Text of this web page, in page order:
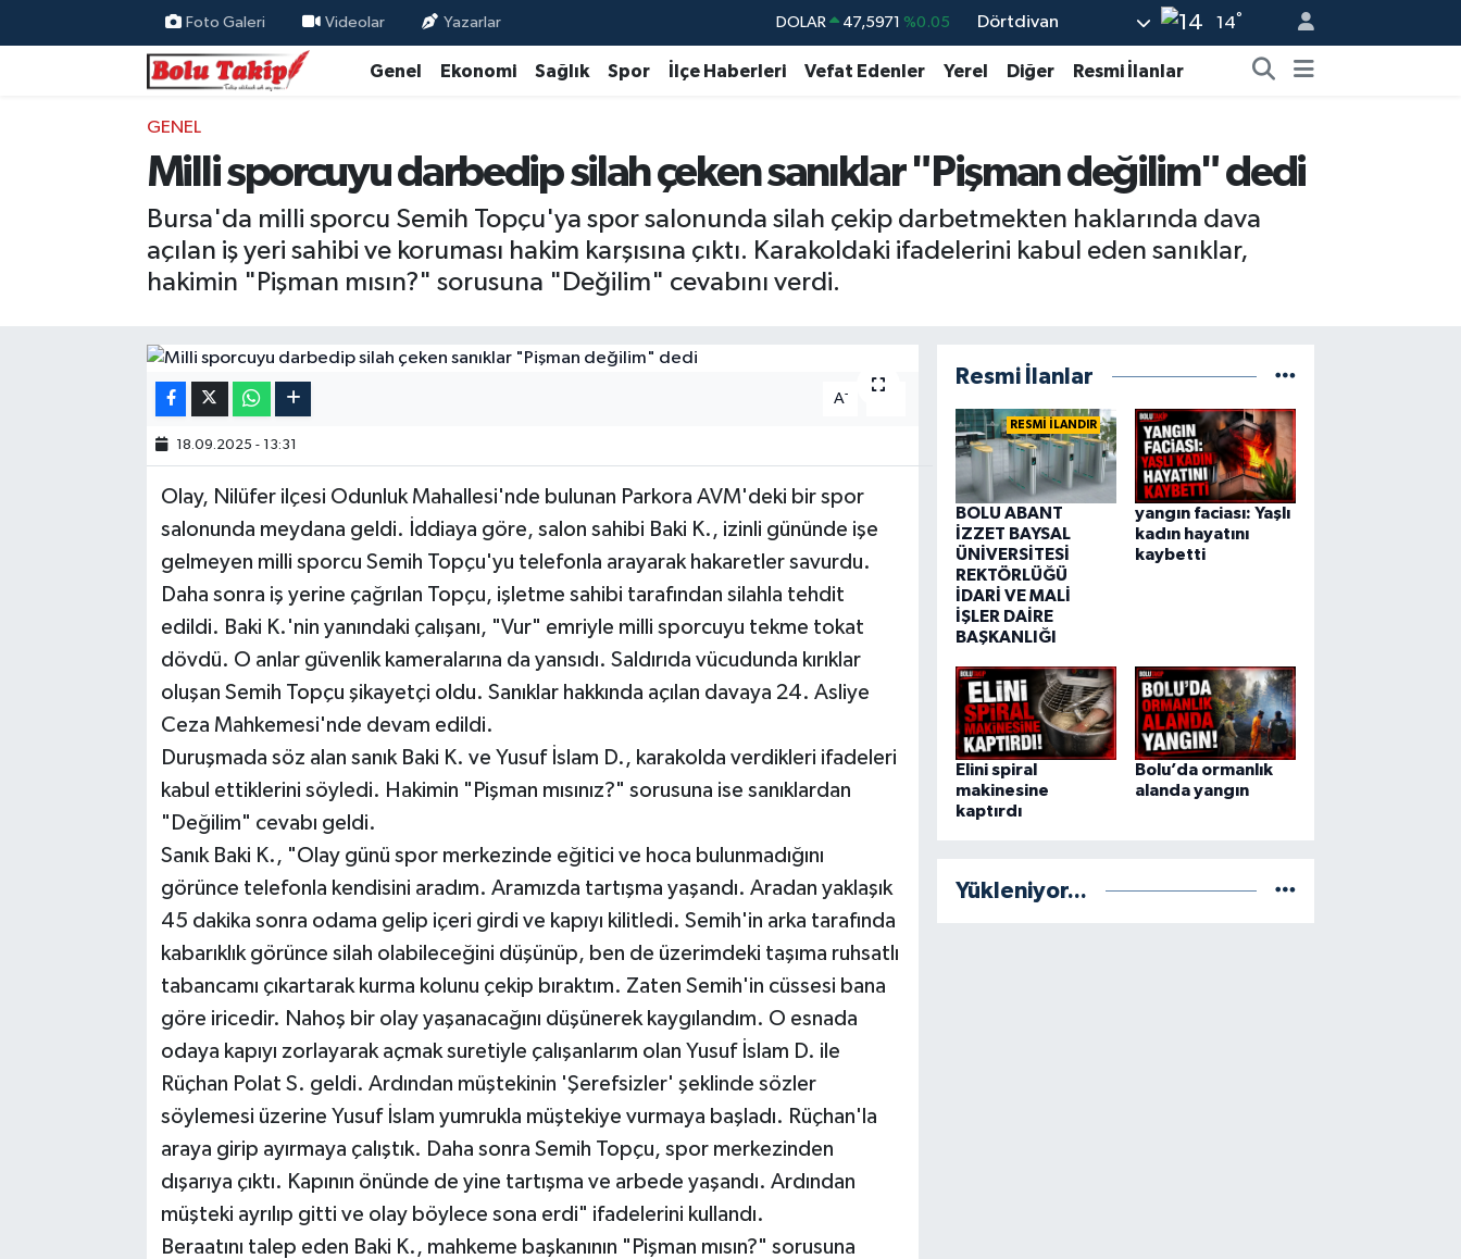
Foto Galeri Videolar Yazarlar DOLAR 47,5971 %0.05
EURO 55,1336 %0.18
BİST100 13.703 %0
BITCOIN 64.475,47 %0.66
Dörtdivan 14°
Genel Ekonomi Sağlık Spor İlçe Haberleri Vefat Edenler Yerel Diğer Resmi İlanlar
GENEL
Milli sporcuyu darbedip silah çeken sanıklar "Pişman değilim" dedi
Bursa'da milli sporcu Semih Topçu'ya spor salonunda silah çekip darbetmekten haklarında dava
açılan iş yeri sahibi ve koruması hakim karşısına çıktı. Karakoldaki ifadelerini kabul eden sanıklar,
hakimin "Pişman mısın?" sorusuna "Değilim" cevabını verdi.
A-
18.09.2025 - 13:31
Olay, Nilüfer ilçesi Odunluk Mahallesi'nde bulunan Parkora AVM'deki bir spor
salonunda meydana geldi. İddiaya göre, salon sahibi Baki K., izinli gününde işe
gelmeyen milli sporcu Semih Topçu'yu telefonla arayarak hakaretler savurdu.
Daha sonra iş yerine çağrılan Topçu, işletme sahibi tarafından silahla tehdit
edildi. Baki K.'nin yanındaki çalışanı, "Vur" emriyle milli sporcuyu tekme tokat
dövdü. O anlar güvenlik kameralarına da yansıdı. Saldırıda vücudunda kırıklar
oluşan Semih Topçu şikayetçi oldu. Sanıklar hakkında açılan davaya 24. Asliye
Ceza Mahkemesi'nde devam edildi.
Duruşmada söz alan sanık Baki K. ve Yusuf İslam D., karakolda verdikleri ifadeleri
kabul ettiklerini söyledi. Hakimin "Pişman mısınız?" sorusuna ise sanıklardan
"Değilim" cevabı geldi.
Sanık Baki K., "Olay günü spor merkezinde eğitici ve hoca bulunmadığını
görünce telefonla kendisini aradım. Aramızda tartışma yaşandı. Aradan yaklaşık
45 dakika sonra odama gelip içeri girdi ve kapıyı kilitledi. Semih'in arka tarafında
kabarıklık görünce silah olabileceğini düşünüp, ben de üzerimdeki taşıma ruhsatlı
tabancamı çıkartarak kurma kolunu çekip bıraktım. Zaten Semih'in cüssesi bana
göre iricedir. Nahoş bir olay yaşanacağını düşünerek kaygılandım. O esnada
odaya kapıyı zorlayarak açmak suretiyle çalışanlarım olan Yusuf İslam D. ile
Rüçhan Polat S. geldi. Ardından müştekinin 'Şerefsizler' şeklinde sözler
söylemesi üzerine Yusuf İslam yumrukla müştekiye vurmaya başladı. Rüçhan'la
araya girip ayırmaya çalıştık. Daha sonra Semih Topçu, spor merkezinden
dışarıya çıktı. Kapının önünde de yine tartışma ve arbede yaşandı. Ardından
müşteki ayrılıp gitti ve olay böylece sona erdi" ifadelerini kullandı.
Beraatını talep eden Baki K., mahkeme başkanının "Pişman mısın?" sorusuna
Resmi İlanlar
RESMİ İLANDIR
BOLU ABANT
İZZET BAYSAL
ÜNİVERSİTESİ
REKTÖRLÜĞÜ
İDARİ VE MALİ
İŞLER DAİRE
BAŞKANLIĞI
yangın faciası: Yaşlı
kadın hayatını
kaybetti
Elini spiral
makinesine
kaptırdı
Bolu’da ormanlık
alanda yangın
Yükleniyor...